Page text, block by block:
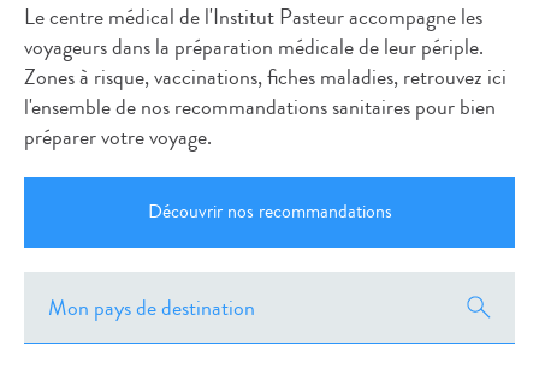
Le centre médical de l'Institut Pasteur accompagne les
voyageurs dans la préparation médicale de leur périple.
Zones à risque, vaccinations, fiches maladies, retrouvez ici
l'ensemble de nos recommandations sanitaires pour bien
préparer votre voyage.
Découvrir nos recommandations